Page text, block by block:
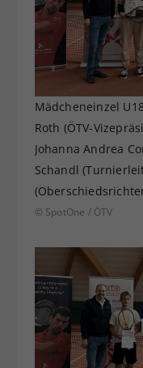
Mädcheneinzel
Roth (ÖTV-
Johanna Andrea
Schandl
© SpotOne / ÖTV